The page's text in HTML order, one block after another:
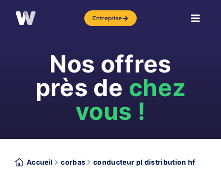
Entreprise
Nos offres
près de chez
vous !
Accueil corbas conducteur pl distribution hf